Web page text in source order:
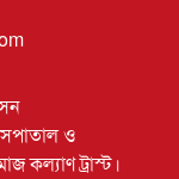
ও
কল্যাণ ট্রাস্ট।